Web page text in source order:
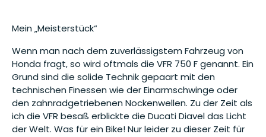
Mein „Meisterstück“
Wenn man nach dem zuverlässigstem Fahrzeug von
Honda fragt, so wird oftmals die VFR 750 F genannt. Ein
Grund sind die solide Technik gepaart mit den
technischen Finessen wie der Einarmschwinge oder
den zahnradgetriebenen Nockenwellen. Zu der Zeit als
ich die VFR besaß erblickte die Ducati Diavel das Licht
der Welt. Was für ein Bike! Nur leider zu dieser Zeit für